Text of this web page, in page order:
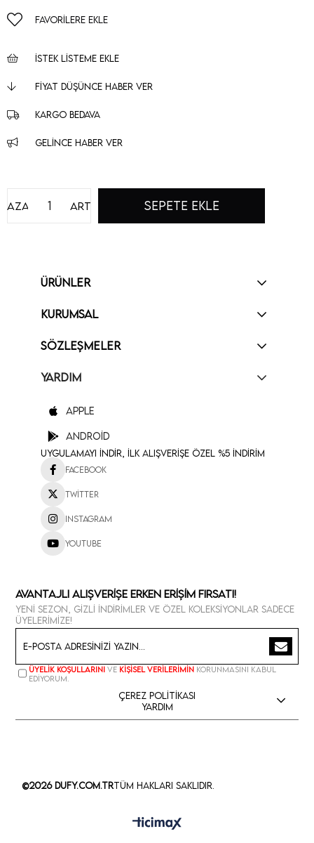
FAVORILERE EKLE
İSTEK LISTEME EKLE
FIYAT DÜŞÜNCE HABER VER
KARGO BEDAVA
GELINCE HABER VER
Artır
Azalt
ÜRÜNLER
KURUMSAL
SÖZLEŞMELER
YARDIM
Apple
Android
Uygulamayı İndir, İlk Alışverişe Özel %5 İndirim
Facebook
Twitter
Instagram
Youtube
Avantajlı Alışverişe Erken Erişim Fırsatı!
Yeni sezon, gizli indirimler ve özel koleksiyonlar sadece
üyelerimize!
Üyelik koşullarını ve kişisel verilerimin korunmasını kabul
ediyorum.
Çerez Politikası
Yardım
©2026 Dufy.com.trTüm Hakları Saklıdır.